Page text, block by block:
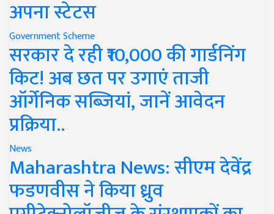
अपना स्टेटस
Government Scheme
सरकार दे रही ₹10,000 की गार्डनिंग
किट! अब छत पर उगाएं ताजी
ऑर्गेनिक सब्जियां, जानें आवेदन
प्रक्रिया..
News
Maharashtra News: सीएम देवेंद्र
फडणवीस ने किया ध्रुव